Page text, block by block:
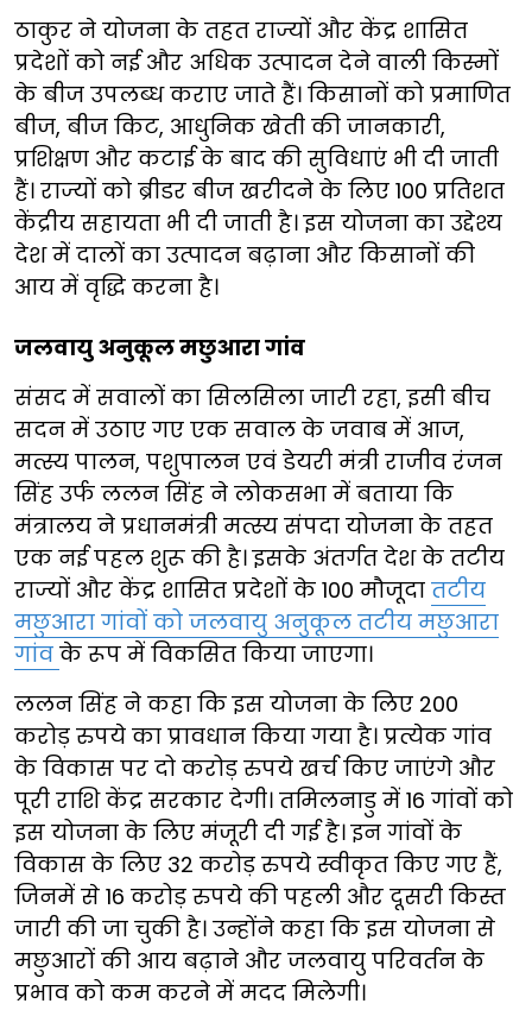
ठाकुर ने योजना के तहत राज्यों और केंद्र शासित
प्रदेशों को नई और अधिक उत्पादन देने वाली किस्मों
के बीज उपलब्ध कराए जाते हैं। किसानों को प्रमाणित
बीज, बीज किट, आधुनिक खेती की जानकारी,
प्रशिक्षण और कटाई के बाद की सुविधाएं भी दी जाती
हैं। राज्यों को ब्रीडर बीज खरीदने के लिए 100 प्रतिशत
केंद्रीय सहायता भी दी जाती है। इस योजना का उद्देश्य
देश में दालों का उत्पादन बढ़ाना और किसानों की
आय में वृद्धि करना है।
जलवायु अनुकूल मछुआरा गांव
संसद में सवालों का सिलसिला जारी रहा, इसी बीच
सदन में उठाए गए एक सवाल के जवाब में आज,
मत्स्य पालन, पशुपालन एवं डेयरी मंत्री राजीव रंजन
सिंह उर्फ ललन सिंह ने लोकसभा में बताया कि
मंत्रालय ने प्रधानमंत्री मत्स्य संपदा योजना के तहत
एक नई पहल शुरू की है। इसके अंतर्गत देश के तटीय
राज्यों और केंद्र शासित प्रदेशों के 100 मौजूदा तटीय
मछुआरा गांवों को जलवायु अनुकूल तटीय मछुआरा
गांव के रूप में विकसित किया जाएगा।
ललन सिंह ने कहा कि इस योजना के लिए 200
करोड़ रुपये का प्रावधान किया गया है। प्रत्येक गांव
के विकास पर दो करोड़ रुपये खर्च किए जाएंगे और
पूरी राशि केंद्र सरकार देगी। तमिलनाडु में 16 गांवों को
इस योजना के लिए मंजूरी दी गई है। इन गांवों के
विकास के लिए 32 करोड़ रुपये स्वीकृत किए गए हैं,
जिनमें से 16 करोड़ रुपये की पहली और दूसरी किस्त
जारी की जा चुकी है। उन्होंने कहा कि इस योजना से
मछुआरों की आय बढ़ाने और जलवायु परिवर्तन के
प्रभाव को कम करने में मदद मिलेगी।